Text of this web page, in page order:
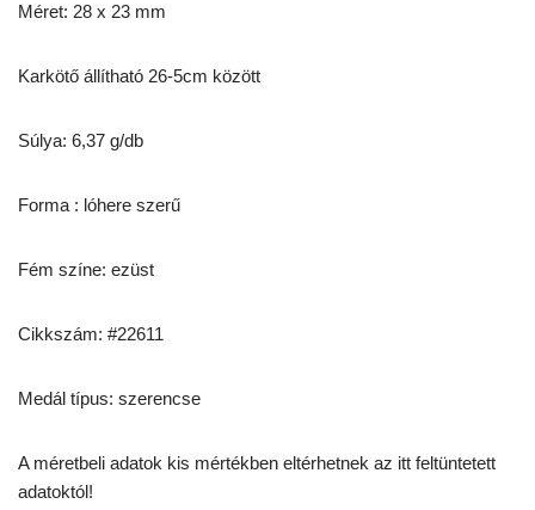
Méret: 28 x 23 mm
Karkötő állítható 26-5cm között
Súlya: 6,37 g/db
Forma : lóhere szerű
Fém színe: ezüst
Cikkszám: #22611
Medál típus: szerencse
A méretbeli adatok kis mértékben eltérhetnek az itt feltüntetett
adatoktól!